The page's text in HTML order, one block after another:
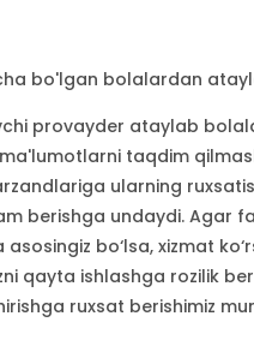
bo'lgan bolalardan
provayder ataylab
taqdim
ularning
berishga undaydi. Agar
asosingiz bo‘lsa, xizmat
qayta ishlashga rozilik
ruxsat berishimiz